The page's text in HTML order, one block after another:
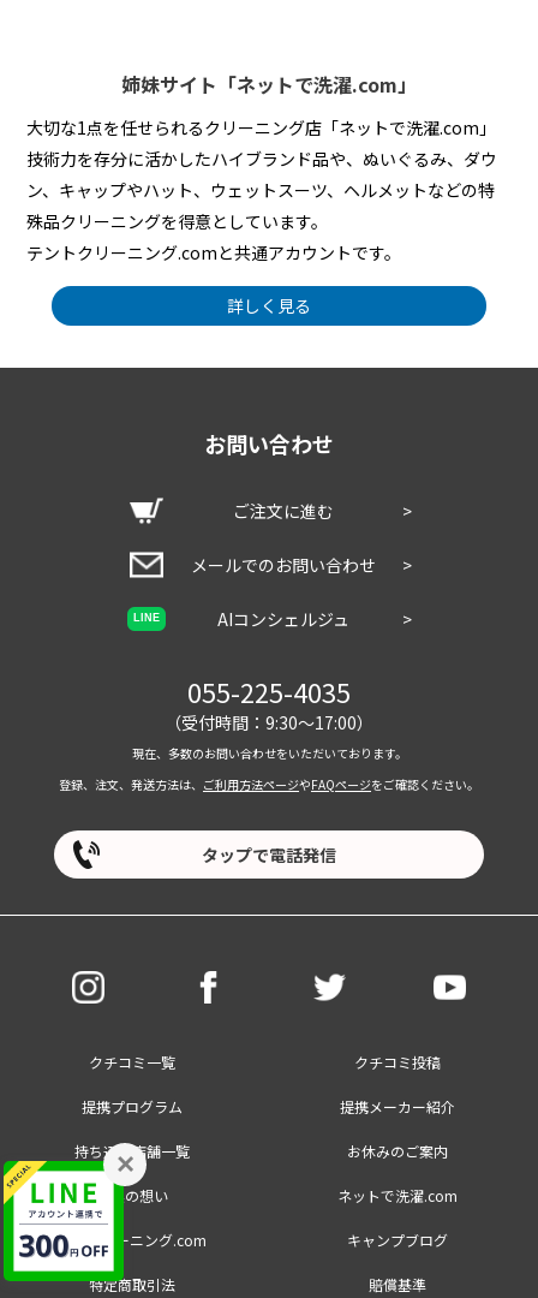
姉妹サイト「ネットで洗濯.com」
大切な1点を任せられるクリーニング店「ネットで洗濯.com」
技術力を存分に活かしたハイブランド品や、ぬいぐるみ、ダウ
ン、キャップやハット、ウェットスーツ、ヘルメットなどの特
殊品クリーニングを得意としています。
テントクリーニング.comと共通アカウントです。
詳しく見る
お問い合わせ
ご注文に進む >
メールでのお問い合わせ >
LINE AIコンシェルジュ >
055-225-4035
（受付時間：9:30～17:00）
現在、多数のお問い合わせをいただいております。
登録、注文、発送方法は、 ご利用方法ページやFAQページをご確認ください。
タップで電話発信
クチコミ一覧 クチコミ投稿
提携プログラム 提携メーカー紹介
持ち込み店舗一覧 お休みのご案内
創業の想い ネットで洗濯.com
大量クリーニング.com キャンプブログ
特定商取引法 賠償基準
×